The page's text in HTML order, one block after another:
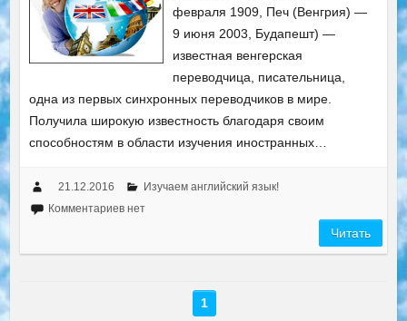
февраля 1909, Печ (Венгрия) —
9 июня 2003, Будапешт) —
известная венгерская
переводчица, писательница,
одна из первых синхронных переводчиков в мире.
Получила широкую известность благодаря своим
способностям в области изучения иностранных…
21.12.2016
Изучаем английский язык!
Комментариев нет
Читать
1